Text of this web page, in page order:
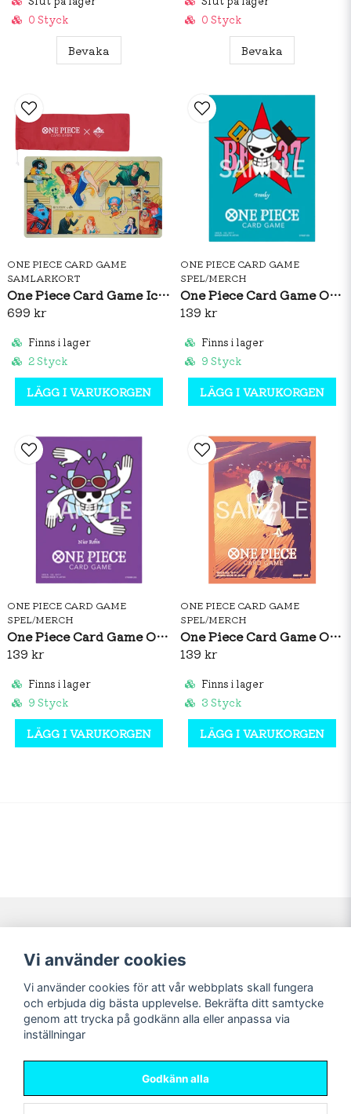
0 Styck
Bevaka
0 Styck
Bevaka
ONE PIECE CARD GAME
SAMLARKORT
One Piece Card Game Ichiban Kuji Playmat
699 kr
Finns i lager
2 Styck
LÄGG I VARUKORGEN
ONE PIECE CARD GAME
SPEL/MERCH
One Piece Card Game Official Sleeves: Premium Matte Franky
139 kr
Finns i lager
9 Styck
LÄGG I VARUKORGEN
ONE PIECE CARD GAME
SPEL/MERCH
One Piece Card Game Official Sleeves: Premium Matte Nico Robin
139 kr
Finns i lager
9 Styck
LÄGG I VARUKORGEN
ONE PIECE CARD GAME
SPEL/MERCH
One Piece Card Game Official Sleeves: Nefeltari Vivi Vol.5
139 kr
Finns i lager
3 Styck
LÄGG I VARUKORGEN
Navigering
Nyheter!
Förbeställning
Mitt konto
Logga in
Registrera dig
Glömt lösenord?
Sociala medier
Vi använder cookies
Vi använder cookies för att vår webbplats skall fungera
och erbjuda dig bästa upplevelse. Bekräfta ditt samtycke
genom att trycka på godkänn alla eller anpassa via
inställningar
Godkänn alla